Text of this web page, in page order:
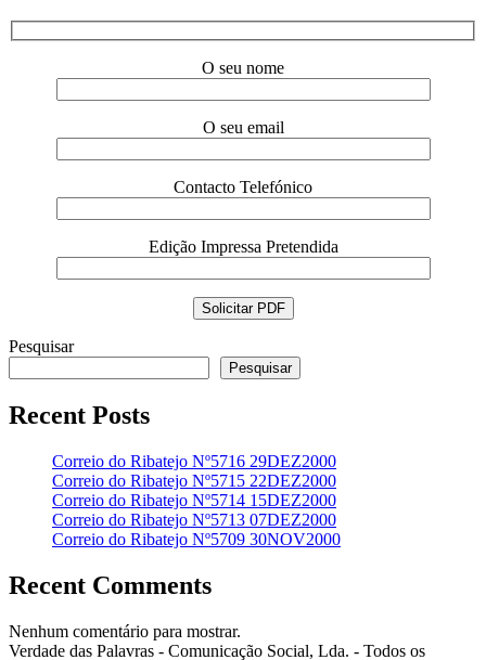
O seu nome
O seu email
Contacto Telefónico
Edição Impressa Pretendida
Pesquisar
Pesquisar
Recent Posts
Correio do Ribatejo Nº5716 29DEZ2000
Correio do Ribatejo Nº5715 22DEZ2000
Correio do Ribatejo Nº5714 15DEZ2000
Correio do Ribatejo Nº5713 07DEZ2000
Correio do Ribatejo Nº5709 30NOV2000
Recent Comments
Nenhum comentário para mostrar.
Verdade das Palavras - Comunicação Social, Lda. - Todos os